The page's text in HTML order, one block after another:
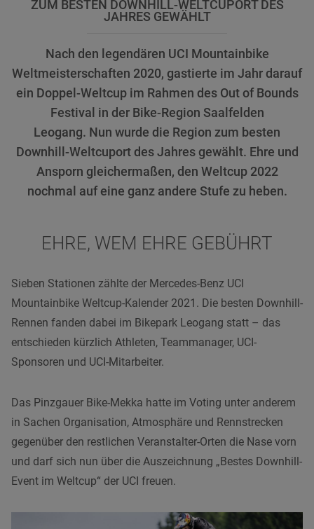
ZUM BESTEN DOWNHILL-WELTCUPORT DES
JAHRES GEWÄHLT
Nach den legendären UCI Mountainbike
Weltmeisterschaften 2020, gastierte im Jahr darauf
ein Doppel-Weltcup im Rahmen des Out of Bounds
Festival in der Bike-Region Saalfelden
Leogang. Nun wurde die Region zum besten
Downhill-Weltcuport des Jahres gewählt. Ehre und
Ansporn gleichermaßen, den Weltcup 2022
nochmal auf eine ganz andere Stufe zu heben.
EHRE, WEM EHRE GEBÜHRT
Sieben Stationen zählte der Mercedes-Benz UCI
Mountainbike Weltcup-Kalender 2021. Die besten Downhill-
Rennen fanden dabei im Bikepark Leogang statt – das
entschieden kürzlich Athleten, Teammanager, UCI-
Sponsoren und UCI-Mitarbeiter.
Das Pinzgauer Bike-Mekka hatte im Voting unter anderem
in Sachen Organisation, Atmosphäre und Rennstrecken
gegenüber den restlichen Veranstalter-Orten die Nase vorn
und darf sich nun über die Auszeichnung „Bestes Downhill-
Event im Weltcup“ der UCI freuen.